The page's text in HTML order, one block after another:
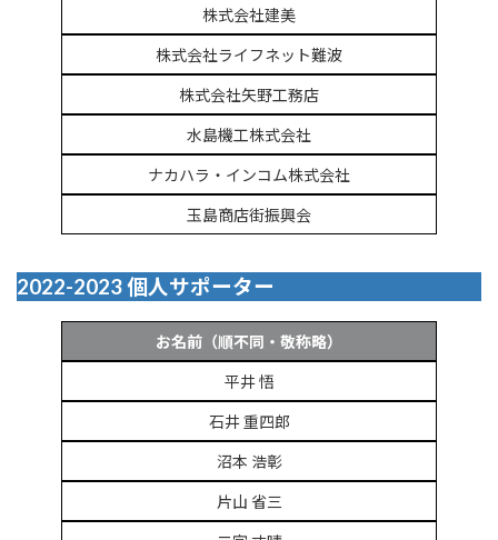
株式会社建美
株式会社ライフネット難波
株式会社矢野工務店
水島機工株式会社
ナカハラ・インコム株式会社
玉島商店街振興会
2022-2023 個人サポーター
お名前（順不同・敬称略）
平井 悟
石井 重四郎
沼本 浩彰
片山 省三